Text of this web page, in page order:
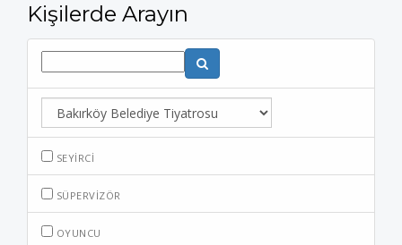
Kişilerde Arayın
SEYIRCI
SÜPERVIZÖR
OYUNCU